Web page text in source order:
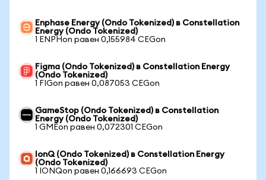
Enphase Energy (Ondo Tokenized) в Constellation
Energy (Ondo Tokenized)
1 ENPHon равен 0,155984 CEGon
Figma (Ondo Tokenized) в Constellation Energy
(Ondo Tokenized)
1 FIGon равен 0,087053 CEGon
GameStop (Ondo Tokenized) в Constellation
Energy (Ondo Tokenized)
1 GMEon равен 0,072301 CEGon
IonQ (Ondo Tokenized) в Constellation Energy
(Ondo Tokenized)
1 IONQon равен 0,166693 CEGon